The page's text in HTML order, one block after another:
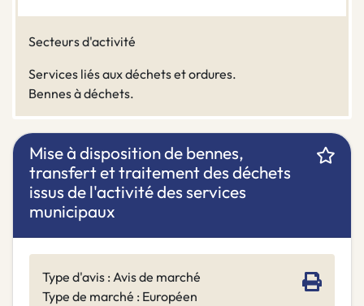
Secteurs d'activité
Services liés aux déchets et ordures.
Bennes à déchets.
Mise à disposition de bennes,
transfert et traitement des déchets
issus de l'activité des services
municipaux
Type d'avis : Avis de marché
Type de marché : Européen